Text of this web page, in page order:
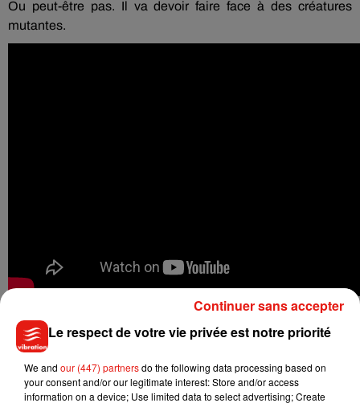
Ou peut-être pas. Il va devoir faire face à des créatures
mutantes.
CONTRACTED
Après une aventure d’un soir, une jeune femme est atteinte
d’une maladie inquiétante. Ce n’est pas une MST, c’est pire
que ça…
Le respect de votre vie privée est notre priorité
We and our (447) partnersdo the following data processing based on
your consent and/or our legitimate interest: Store and/or access
information on a device; Use limited data to select advertising; Create
Continuer sans accepter